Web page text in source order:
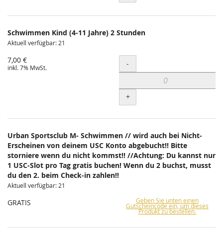
Schwimmen Kind (4-11 Jahre) 2 Stunden
Aktuell verfügbar: 21
7,00 €
inkl. 7% MwSt. Menge
-
+
Urban Sportsclub M- Schwimmen // wird auch bei Nicht-
Erscheinen von deinem USC Konto abgebucht!! Bitte
storniere wenn du nicht kommst!! //Achtung: Du kannst nur
1 USC-Slot pro Tag gratis buchen! Wenn du 2 buchst, musst
du den 2. beim Check-in zahlen!!
Aktuell verfügbar: 21
GRATIS Geben Sie unten einen
Gutscheincode ein, um dieses
Produkt zu bestellen.